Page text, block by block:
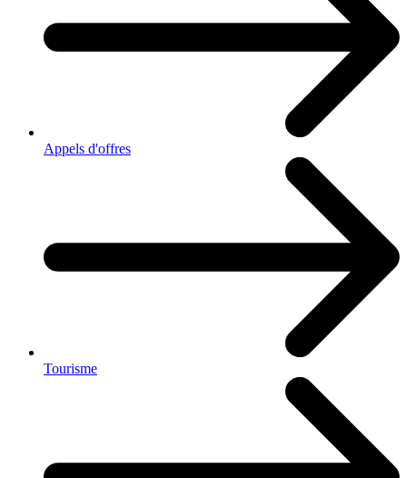
Appels d'offres
Tourisme